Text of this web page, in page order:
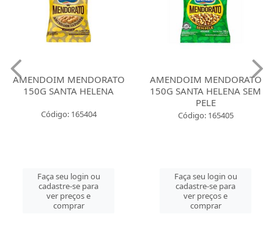
AMENDOIM MENDORATO
150G SANTA HELENA
Código: 165404
Faça seu login ou
cadastre-se para
ver preços e
comprar
AMENDOIM MENDORATO
150G SANTA HELENA SEM
PELE
Código: 165405
Faça seu login ou
cadastre-se para
ver preços e
comprar